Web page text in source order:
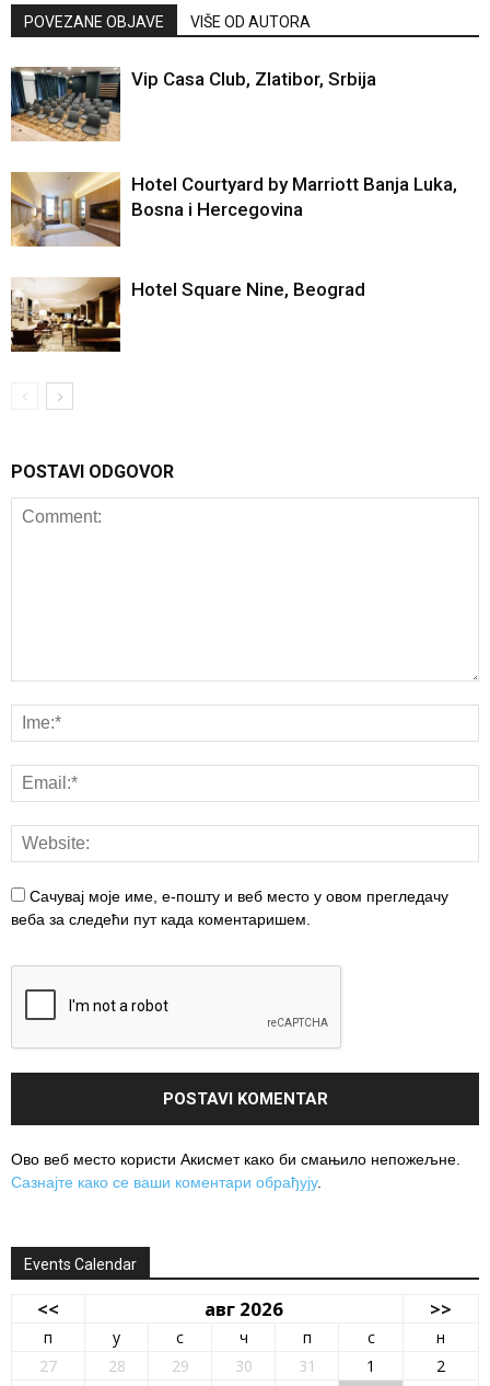
POVEZANE OBJAVE VIŠE OD AUTORA
Vip Casa Club, Zlatibor, Srbija
Hotel Courtyard by Marriott Banja Luka,
Bosna i Hercegovina
Hotel Square Nine, Beograd
POSTAVI ODGOVOR
Сачувај моје име, е-пошту и веб место у овом прегледачу
веба за следећи пут када коментаришем.
Ово веб место користи Акисмет како би смањило непожељне.
Сазнајте како се ваши коментари обрађују.
Events Calendar
<< авг 2026 >>
п у с ч п с
н
27
28 29 30 31 1
2